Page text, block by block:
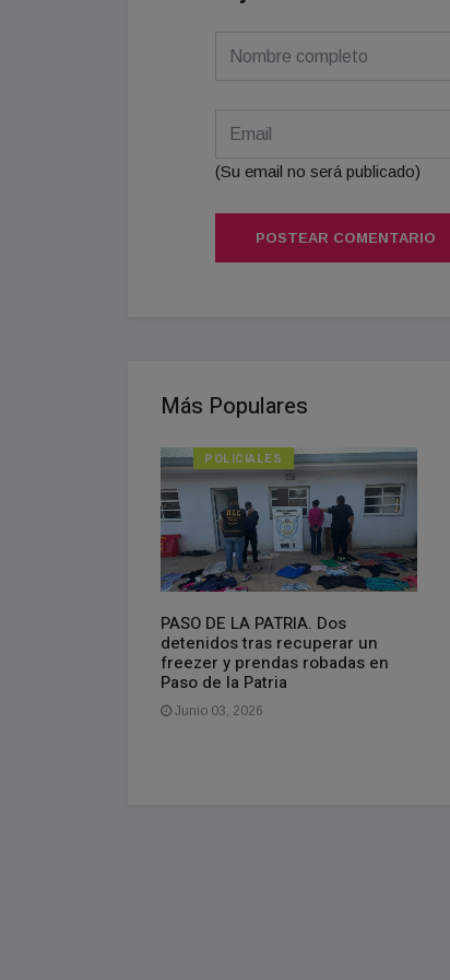
(Su email no será publicado)
POSTEAR COMENTARIO
Más Populares
POLICIALES
PASO DE LA PATRIA. Dos
detenidos tras recuperar un
freezer y prendas robadas en
Paso de la Patria
Junio 03, 2026